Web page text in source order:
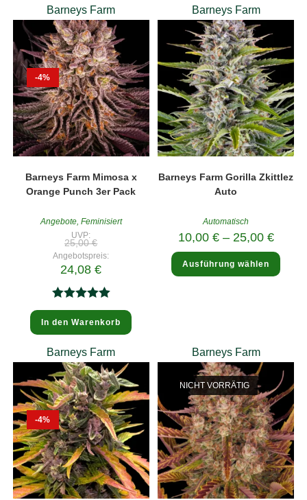
Barneys Farm
-4%
Barneys Farm Mimosa x
Orange Punch 3er Pack
Angebote, Feminisiert
UVP:
25,00€
war:
25,00 €
Angebotspreis:
24,08€Aktueller
ist:
24,08 €.
Bewertet
mit5.00
In den Warenkorb
Barneys Farm
Barneys Farm Gorilla Zkittlez
Auto
Automatisch
10,00 €– 25,00 €
Ausführung wählen
weist
Barneys Farm
-4%
Barneys Farm
NICHT VORRÄTIG